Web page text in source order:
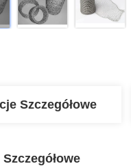
Szczegółowe